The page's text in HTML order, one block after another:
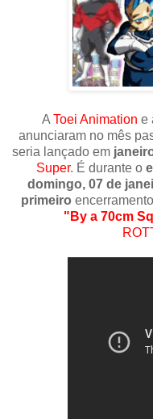
A Toei Animation e
anunciaram no mês
seria lançado em
Super. É durante o
domingo, 07 de
primeiro
"By a 70cm